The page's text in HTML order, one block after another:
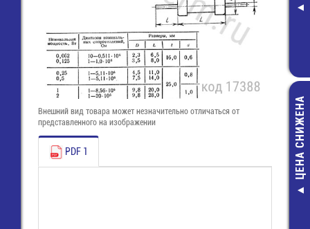
прямой угол
ЦЕНА СНИЖЕНА
Внешний вид товара может незначительно отличаться от
представленного на изображении
PDF 1